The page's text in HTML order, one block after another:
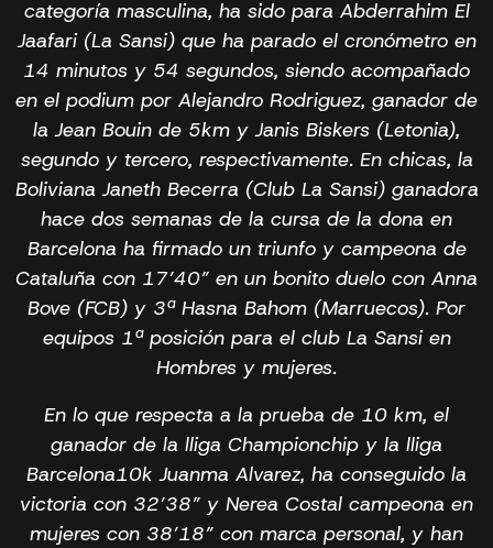
categoría masculina, ha sido para Abderrahim El
Jaafari (La Sansi) que ha parado el cronómetro en
14 minutos y 54 segundos, siendo acompañado
en el podium por Alejandro Rodriguez, ganador de
la Jean Bouin de 5km y Janis Biskers (Letonia),
segundo y tercero, respectivamente. En chicas, la
Boliviana Janeth Becerra (Club La Sansi) ganadora
hace dos semanas de la cursa de la dona en
Barcelona ha firmado un triunfo y campeona de
Cataluña con 17’40” en un bonito duelo con Anna
Bove (FCB) y 3ª Hasna Bahom (Marruecos). Por
equipos 1ª posición para el club La Sansi en
Hombres y mujeres.
En lo que respecta a la prueba de 10 km, el
ganador de la lliga Championchip y la lliga
Barcelona10k Juanma Alvarez, ha conseguido la
victoria con 32’38” y Nerea Costal campeona en
mujeres con 38’18” con marca personal, y han